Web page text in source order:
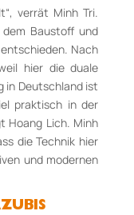
verrät Minh Tri.
Baustoff und
Nach
hier die duale
in Deutschland ist
praktisch in der
Hoang Lich. Minh
die Technik hier
und modernen